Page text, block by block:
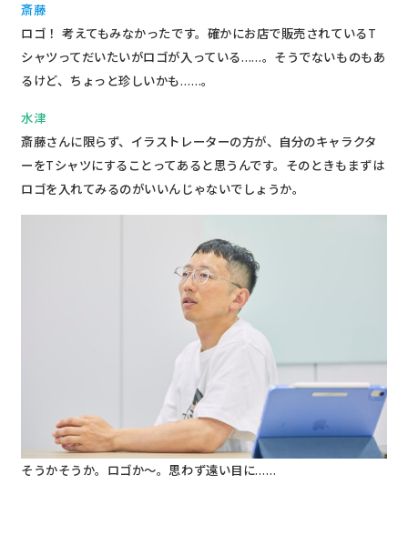
斎藤
ロゴ！ 考えてもみなかったです。確かにお店で販売されているT
シャツってだいたいがロゴが入っている……。そうでないものもあ
るけど、ちょっと珍しいかも……。
水津
斎藤さんに限らず、イラストレーターの方が、自分のキャラクタ
ーをTシャツにすることってあると思うんです。そのときもまずは
ロゴを入れてみるのがいいんじゃないでしょうか。
そうかそうか。ロゴか～。思わず遠い目に……